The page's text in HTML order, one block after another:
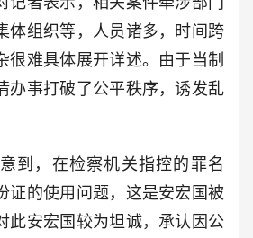
体组织等，人员诸多，时间跨
很难具体展开详述。由于当制
办事打破了公平秩序，诱发乱
到，在检察机关指控的罪名
证的使用问题，这是安宏国被
此安宏国较为坦诚，承认因公